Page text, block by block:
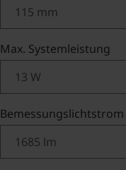
Max. Systemleistung
Bemessungslichtstrom